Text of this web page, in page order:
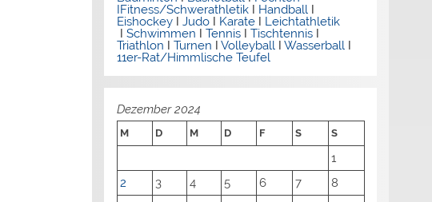
IFitness/SchwerathletikI Handball I
EishockeyI JudoI KarateI Leichtathletik
I Schwimmen I TennisI Tischtennis I
Triathlon I Turnen I Volleyball I Wasserball I
11er-Rat/Himmlische Teufel
Dezember 2024
M D M D F S S
1
2
3 4 5 6 7
8